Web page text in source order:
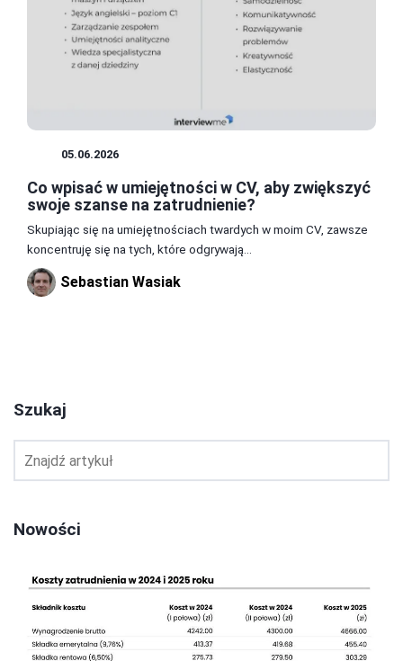
05.06.2026
Co wpisać w umiejętności w CV, aby zwiększyć
swoje szanse na zatrudnienie?
Skupiając się na umiejętnościach twardych w moim CV, zawsze
koncentruję się na tych, które odgrywają...
Sebastian Wasiak
Szukaj
Nowości